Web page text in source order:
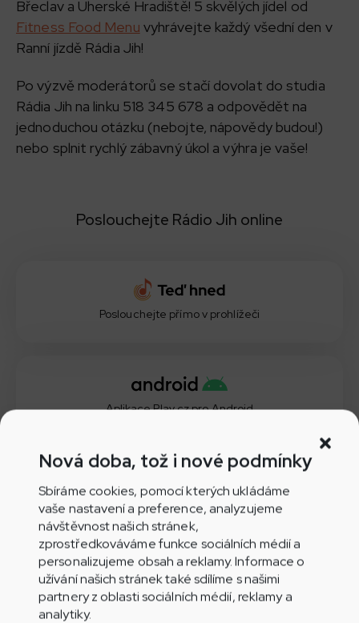
Nová doba, tož i nové podmínky
Sbíráme cookies, pomocí kterých ukládáme
vaše nastavení a preference, analyzujeme
návštěvnost našich stránek,
zprostředkováváme funkce sociálních médií a
personalizujeme obsah a reklamy. Informace o
užívání našich stránek také sdílíme s našimi
partnery z oblasti sociálních médií, reklamy a
analytiky.
Břeclav a Uherské Hradiště! 5 skvělých jídel od
Fitness Food Menu vyhrávejte každý všední den v
Ranní jízdě Rádia Jih!
Po výzvě moderátorů se stačí dovolat do studia
Rádia Jih na linku 518 345 678 a odpovědět na
jednoduchou otázku (nebojte, nápovědy budou!)
nebo splnit rychlý zábavný úkol a výhra je vaše!
Poslouchejte Rádio Jih online
Poslouchejte přímo v prohlížeči
Aplikace Play.cz pro Android
Aplikace Play.cz pro iOS
Nepřehlédněte